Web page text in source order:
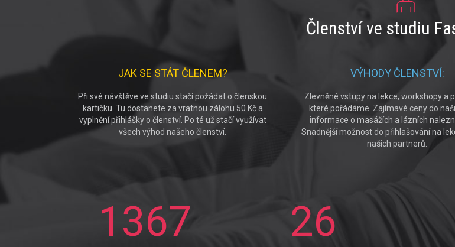
Členství ve studiu
JAK SE STÁT ČLENEM?
Při své návštěve ve studiu stačí požádat o členskou
kartičku. Tu dostanete za vratnou zálohu 50 Kč a
vyplnění přihlášky o členství. Po té už stačí využívat
všech výhod našeho členství.
VÝHODY ČLENSTVÍ:
Zlevněné vstupy na lekce, workshopy a
které pořádáme. Zajímavé ceny do
informace o masážích a lázních
Snadnější možnost do přihlašování na
našich partnerů.
1367 26